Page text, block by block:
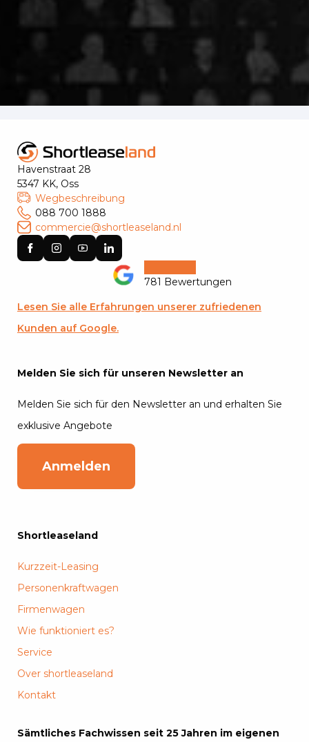
Havenstraat 28
5347 KK, Oss
Wegbeschreibung
088 700 1888
commercie@shortleaseland.nl
781 Bewertungen
Lesen Sie alle Erfahrungen unserer zufriedenen
Kunden auf Google.
Melden Sie sich für unseren Newsletter an
Melden Sie sich für den Newsletter an und erhalten Sie
exklusive Angebote
Anmelden
Shortleaseland
Kurzzeit-Leasing
Personenkraftwagen
Firmenwagen
Wie funktioniert es?
Service
Over shortleaseland
Kontakt
Sämtliches Fachwissen seit 25 Jahren im eigenen